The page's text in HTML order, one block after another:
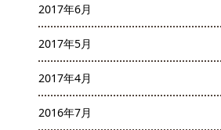
2017年6月
2017年5月
2017年4月
2016年7月